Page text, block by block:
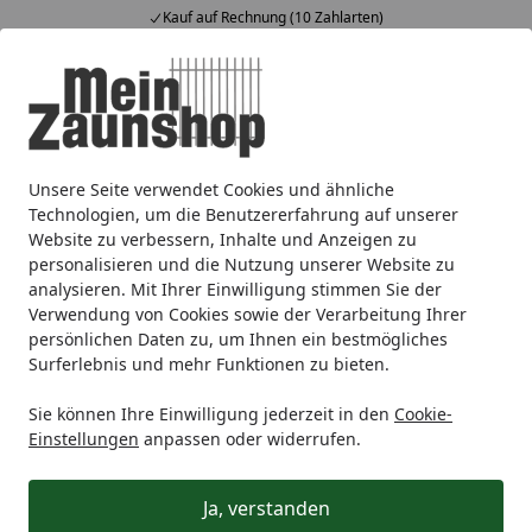
Unsere Seite verwendet Cookies und ähnliche
Technologien, um die Benutzererfahrung auf unserer
Website zu verbessern, Inhalte und Anzeigen zu
personalisieren und die Nutzung unserer Website zu
analysieren. Mit Ihrer Einwilligung stimmen Sie der
Verwendung von Cookies sowie der Verarbeitung Ihrer
persönlichen Daten zu, um Ihnen ein bestmögliches
Surferlebnis und mehr Funktionen zu bieten.
Sie können Ihre Einwilligung jederzeit in den Cookie-
Einstellungen anpassen oder widerrufen.
Ja, verstanden
Kauf auf Rechnung (10 Zahlarten)
Alle Produkte
Mein Konto
Suchen
Startseite
Sichtschutz Bambus BambusBASIS Modul5 Cortenstahl
BambusBASIS Modul5 Tür mit
Cortenstahlrahmen